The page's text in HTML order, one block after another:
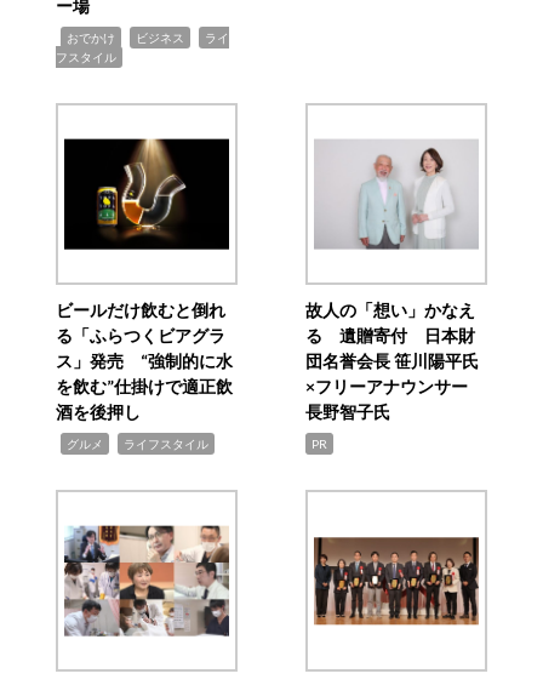
ー場
おでかけ ビジネス
ライ
フスタイル
ビールだけ飲むと倒れ
る「ふらつくビアグラ
ス」発売 “強制的に水
を飲む”仕掛けで適正飲
酒を後押し
グルメ ライフスタイル
故人の「想い」かなえ
る 遺贈寄付 日本財
団名誉会長 笹川陽平氏
×フリーアナウンサー
長野智子氏
PR